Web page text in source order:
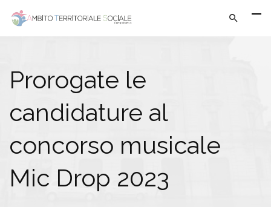
Prorogate le
candidature al
concorso musicale
Mic Drop 2023